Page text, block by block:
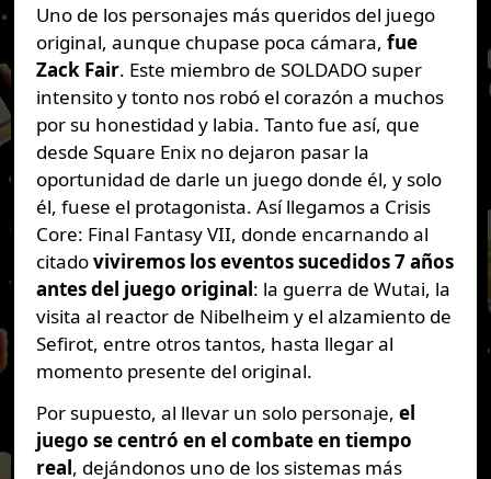
Uno de los personajes más queridos del juego
original, aunque chupase poca cámara, fue
Zack Fair. Este miembro de SOLDADO super
intensito y tonto nos robó el corazón a muchos
por su honestidad y labia. Tanto fue así, que
desde Square Enix no dejaron pasar la
oportunidad de darle un juego donde él, y solo
él, fuese el protagonista. Así llegamos a Crisis
Core: Final Fantasy VII, donde encarnando al
citadoviviremos los eventos sucedidos 7 años
antes del juego original: la guerra de Wutai, la
visita al reactor de Nibelheim y el alzamiento de
Sefirot, entre otros tantos, hasta llegar al
momento presente del original.
Por supuesto, al llevar un solo personaje, el
juego se centró en el combate en tiempo
real, dejándonos uno de los sistemas más